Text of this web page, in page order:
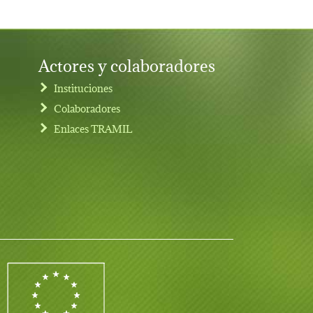
Actores y colaboradores
Instituciones
Colaboradores
Enlaces TRAMIL